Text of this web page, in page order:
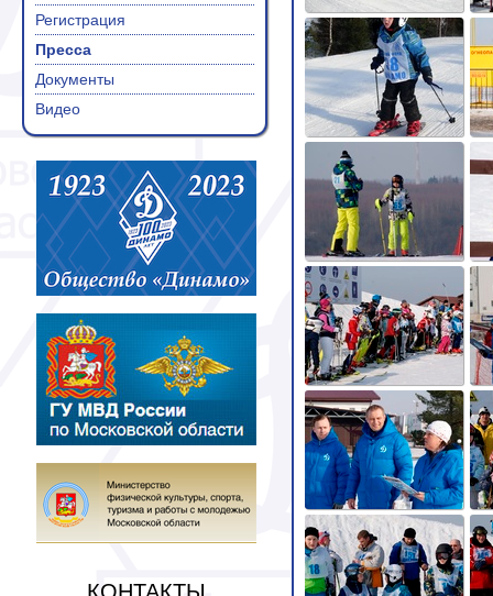
Регистрация
Пресса
Документы
Видео